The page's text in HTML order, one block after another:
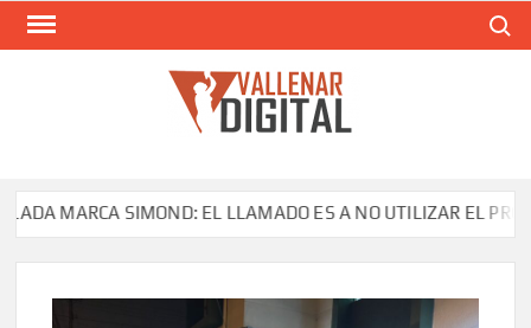
Saltar
SIMOND: EL LLAMADO ES A NO UTILIZAR EL PRODUCTO